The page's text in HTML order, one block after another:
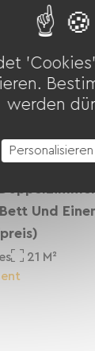
Und
21 M²
werden
Personalisieren